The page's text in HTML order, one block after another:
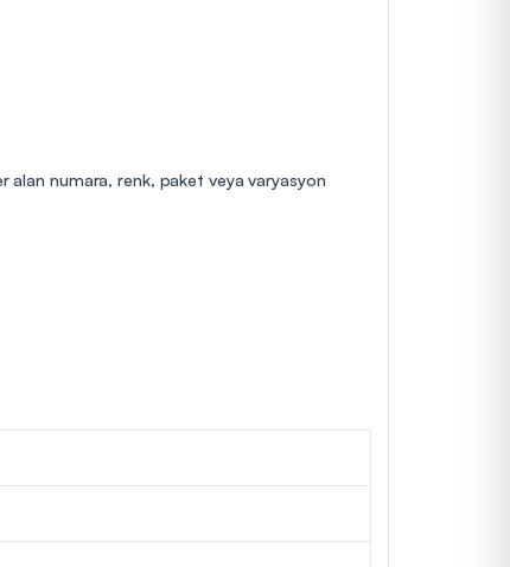
alan numara, renk, paket veya varyasyon